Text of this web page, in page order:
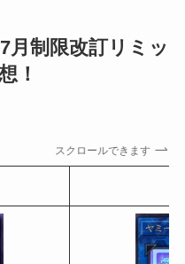
月制限改訂リミッ
！
スクロールできます